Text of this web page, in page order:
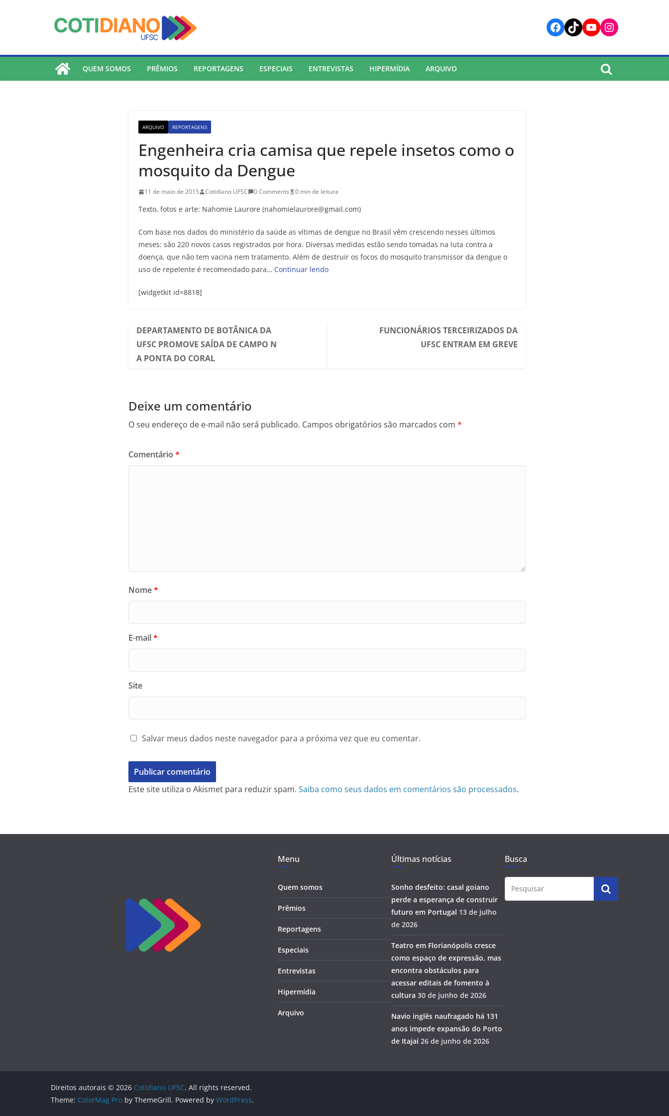
Facebook
TikTokYouTube
Instagram
QUEM SOMOS PRÊMIOS REPORTAGENS ESPECIAIS ENTREVISTAS HIPERMÍDIA ARQUIVO
ARQUIVO REPORTAGENS
Engenheira cria camisa que repele insetos como o
mosquito da Dengue
11 de maio de 2015 Cotidiano UFSC 0 Comments 0 min de leitura
Texto, fotos e arte: Nahomie Laurore (nahomielaurore@gmail.com)
Com base nos dados do ministério da saúde as vítimas de dengue no Brasil vêm crescendo nesses últimos
meses: são 220 novos casos registrados por hora. Diversas medidas estão sendo tomadas na luta contra a
doença, que não tem vacina nem tratamento. Além de destruir os focos do mosquito transmissor da dengue o
uso de repelente é recomendado para… Continuar lendo
[widgetkit id=8818]
DEPARTAMENTO DE BOTÂNICA DA
UFSC PROMOVE SAÍDA DE CAMPO N
A PONTA DO CORAL
FUNCIONÁRIOS TERCEIRIZADOS DA
UFSC ENTRAM EM GREVE
Deixe um comentário
O seu endereço de e-mail não será publicado. Campos obrigatórios são marcados com *
Comentário *
Nome*
E-mail*
Site
Salvar meus dados neste navegador para a próxima vez que eu comentar.
Este site utiliza o Akismet para reduzir spam. Saiba como seus dados em comentários são processados.
Menu
Quem somos
Prêmios
Reportagens
Especiais
Entrevistas
Hipermídia
Arquivo
Últimas notícias
Sonho desfeito: casal goiano
perde a esperança de construir
futuro em Portugal 13 de julho
de 2026
Teatro em Florianópolis cresce
como espaço de expressão, mas
encontra obstáculos para
acessar editais de fomento à
cultura 30 de junho de 2026
Navio inglês naufragado há 131
anos impede expansão do Porto
de Itajaí 26 de junho de 2026
Busca
Direitos autorais © 2026 Cotidiano UFSC. All rights reserved.
Theme: ColorMag Pro by ThemeGrill. Powered by WordPress.